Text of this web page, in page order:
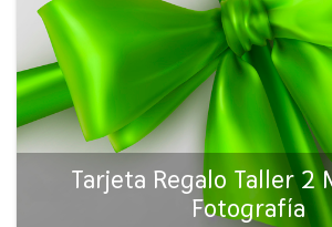
Tarjeta Regalo Taller 2
Fotografía